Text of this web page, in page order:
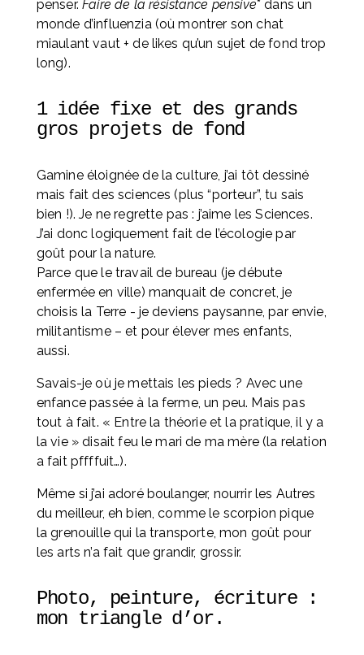
penser. Faire de la résistance pensive* dans un
monde d’influenzia (où montrer son chat
miaulant vaut + de likes qu’un sujet de fond trop
long).
1 idée fixe et des grands
gros projets de fond
Gamine éloignée de la culture, j’ai tôt dessiné
mais fait des sciences (plus “porteur”, tu sais
bien !). Je ne regrette pas : j’aime les Sciences.
J’ai donc logiquement fait de l’écologie par
goût pour la nature.
Parce que le travail de bureau (je débute
enfermée en ville) manquait de concret, je
choisis la Terre - je deviens paysanne, par envie,
militantisme – et pour élever mes enfants,
aussi.
Savais-je où je mettais les pieds ? Avec une
enfance passée à la ferme, un peu. Mais pas
tout à fait. « Entre la théorie et la pratique, il y a
la vie » disait feu le mari de ma mère (la relation
a fait pffffuit…).
Même si j’ai adoré boulanger, nourrir les Autres
du meilleur, eh bien, comme le scorpion pique
la grenouille qui la transporte, mon goût pour
les arts n’a fait que grandir, grossir.
Photo, peinture, écriture :
mon triangle d’or.